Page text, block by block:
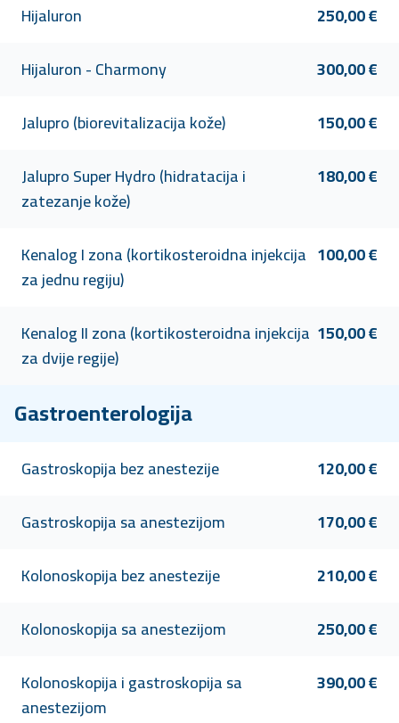
Hijaluron
250,00 €
Hijaluron - Charmony
300,00 €
Jalupro (biorevitalizacija kože)
150,00 €
Jalupro Super Hydro (hidratacija i
zatezanje kože)
180,00 €
Kenalog I zona (kortikosteroidna injekcija
za jednu regiju)
100,00 €
Kenalog II zona (kortikosteroidna injekcija
za dvije regije)
150,00 €
Gastroenterologija
Gastroskopija bez anestezije
120,00 €
Gastroskopija sa anestezijom
170,00 €
Kolonoskopija bez anestezije
210,00 €
Kolonoskopija sa anestezijom
250,00 €
Kolonoskopija i gastroskopija sa
anestezijom
390,00 €